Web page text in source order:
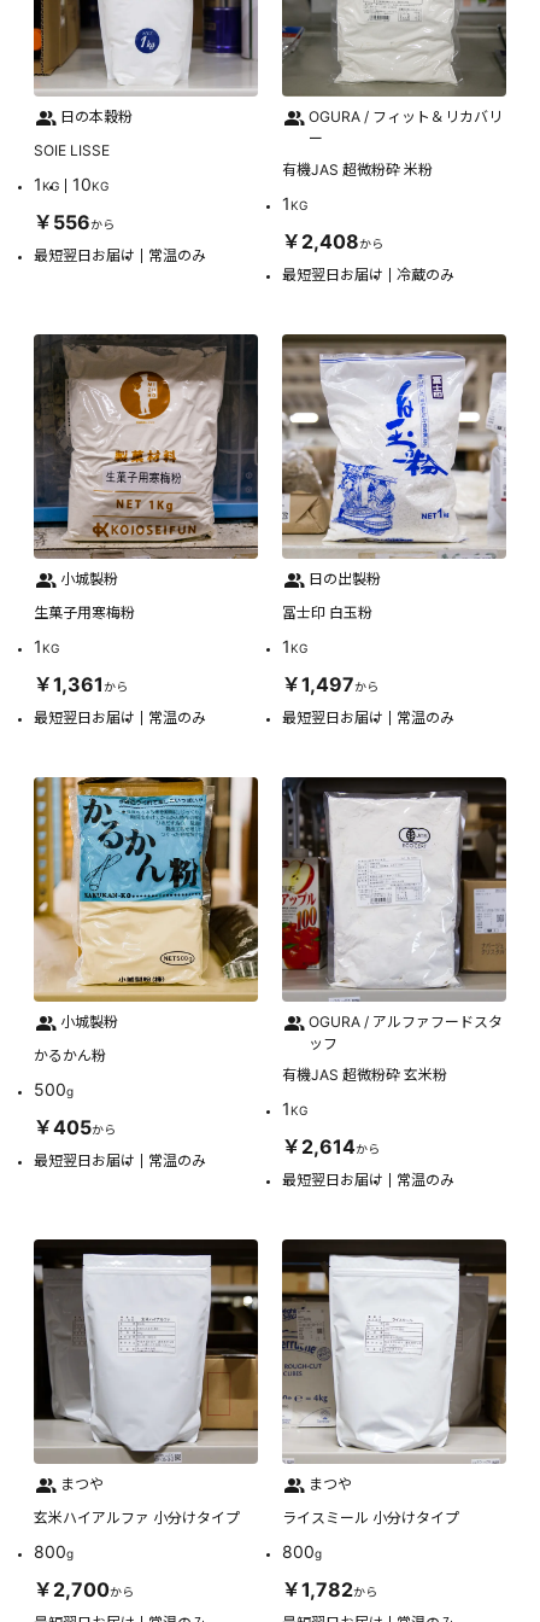
日の本穀粉
SOIE LISSE
1KG 10KG
￥556から
最短翌日お届け 常温のみ
OGURA / フィット＆リカバリ
ー
有機JAS 超微粉砕 米粉
1KG
￥2,408から
最短翌日お届け 冷蔵のみ
小城製粉
生菓子用寒梅粉
1KG
￥1,361から
最短翌日お届け 常温のみ
日の出製粉
冨士印 白玉粉
1KG
￥1,497から
最短翌日お届け 常温のみ
小城製粉
かるかん粉
500g
￥405から
最短翌日お届け 常温のみ
OGURA / アルファフードスタ
ッフ
有機JAS 超微粉砕 玄米粉
1KG
￥2,614から
最短翌日お届け 常温のみ
まつや
玄米ハイアルファ 小分けタイプ
800g
￥2,700から
まつや
ライスミール 小分けタイプ
800g
￥1,782から